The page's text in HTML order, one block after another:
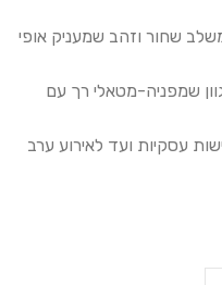
שחור וזהב שמעניק אופי
שמפניה-מטאלי רך עם
עסקיות ועד לאירוע ערב